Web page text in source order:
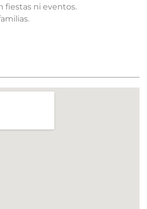
fiestas ni eventos.